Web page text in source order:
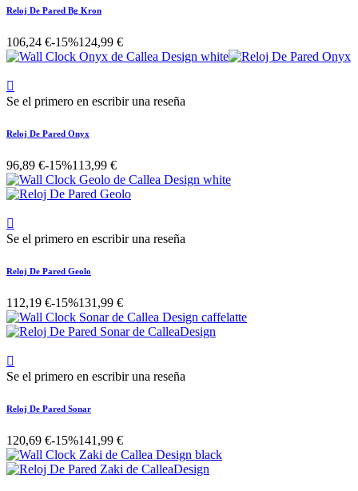
Reloj De Pared Bg Kron
106,24 €-15%124,99 €

Se el primero en escribir una reseña
Reloj De Pared Onyx
96,89 €-15%113,99 €

Se el primero en escribir una reseña
Reloj De Pared Geolo
112,19 €-15%131,99 €

Se el primero en escribir una reseña
Reloj De Pared Sonar
120,69 €-15%141,99 €